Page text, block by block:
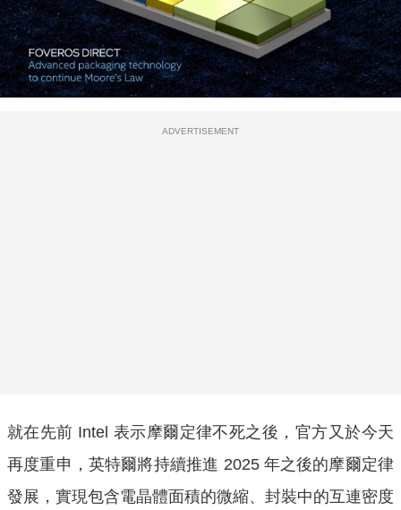
ADVERTISEMENT
就在先前 Intel 表示摩爾定律不死之後，官方又於今天
再度重申，英特爾將持續推進 2025 年之後的摩爾定律
發展，實現包含電晶體面積的微縮、封裝中的互連密度